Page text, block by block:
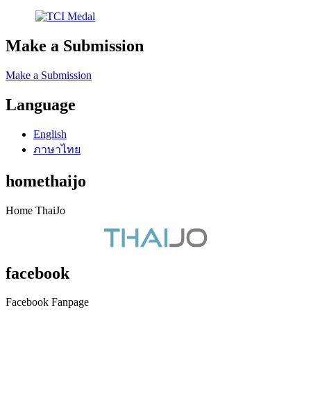
Make a Submission
Make a Submission
Language
English
ภาษาไทย
homethaijo
Home ThaiJo
facebook
Facebook Fanpage